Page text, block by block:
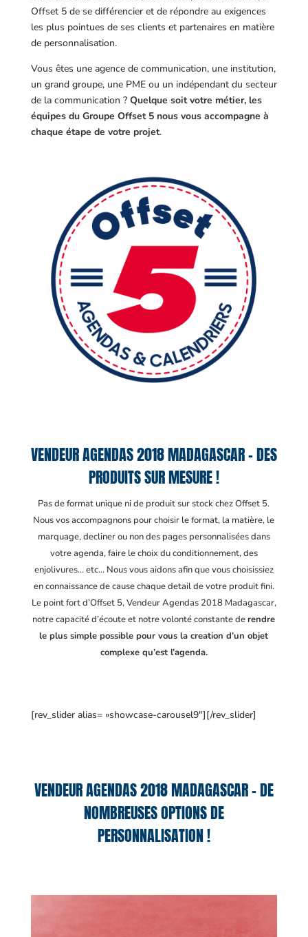
Offset 5 de se différencier et de répondre au exigences
les plus pointues de ses clients et partenaires en matière
de personnalisation.
Vous êtes une agence de communication, une institution,
un grand groupe, une PME ou un indépendant du secteur
de la communication ? Quelque soit votre métier, les
équipes du Groupe Offset 5 nous vous accompagne à
chaque étape de votre projet.
VENDEUR AGENDAS 2018 MADAGASCAR – DES
PRODUITS SUR MESURE !
Pas de format unique ni de produit sur stock chez Offset 5.
Nous vos accompagnons pour choisir le format, la matière, le
marquage, decliner ou non des pages personnalisées dans
votre agenda, faire le choix du conditionnement, des
enjolivures… etc… Nous vous aidons afin que vous choisissiez
en connaissance de cause chaque detail de votre produit fini.
Le point fort d’Offset 5, Vendeur Agendas 2018 Madagascar,
notre capacité d’écoute et notre volonté constante derendre
le plus simple possible pour vous la creation d’un objet
complexe qu’est l’agenda.
[rev_slider alias= »showcase-carousel9″][/rev_slider]
VENDEUR AGENDAS 2018 MADAGASCAR – DE
NOMBREUSES OPTIONS DE
PERSONNALISATION !